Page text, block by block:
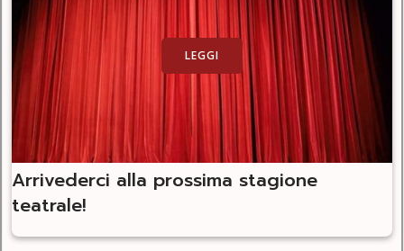
LEGGI
Arrivederci alla prossima stagione
teatrale!